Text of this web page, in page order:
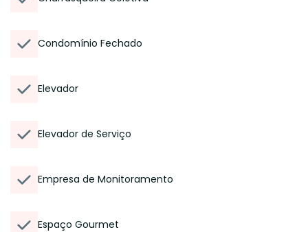
Condomínio Fechado
Elevador
Elevador de Serviço
Empresa de Monitoramento
Espaço Gourmet